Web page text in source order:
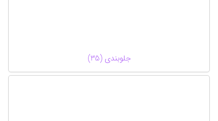
جلوبندی (35)